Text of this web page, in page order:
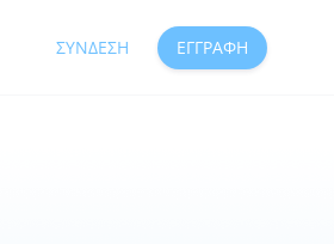
ΣΎΝΔΕΣΗ ΕΓΓΡΑΦΉ